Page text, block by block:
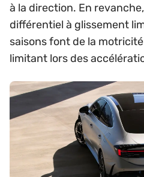
à la direction. En
différentiel à glissement
saisons font de la
limitant lors des